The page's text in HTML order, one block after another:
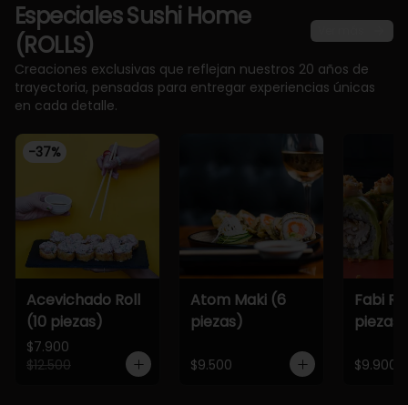
Especiales Sushi Home
(ROLLS)
Creaciones exclusivas que reflejan nuestros 20 años de
trayectoria, pensadas para entregar experiencias únicas
en cada detalle.
-37%
Acevichado Roll
(10 piezas)
$7.900
$12.500
Atom Maki (6
piezas)
$9.500
Fabi
piezas)
$9.900